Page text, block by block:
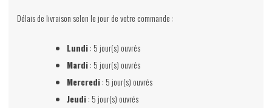
Délais de livraison selon le jour de votre commande :
Lundi: 5 jour(s) ouvrés
Mardi: 5 jour(s) ouvrés
Mercredi: 5 jour(s) ouvrés
Jeudi: 5 jour(s) ouvrés